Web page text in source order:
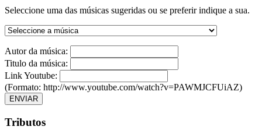
Seleccione uma das músicas sugeridas ou se preferir indique a sua.
Autor da música:
Titulo da música:
Link Youtube:
(Formato: http://www.youtube.com/watch?v=PAWMJCFUiAZ)
ENVIAR
Tributos